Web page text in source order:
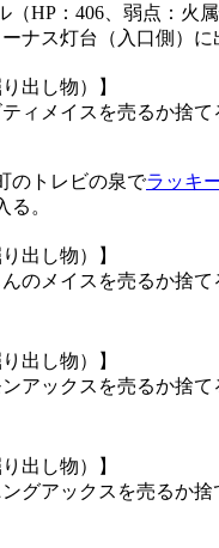
（HP：406、弱点：火
ーナス灯台（入口側）に
出し物）】
ィメイスを売るか捨て
のトレビの泉でラッキ
る。
出し物）】
のメイスを売るか捨て
出し物）】
アックスを売るか捨て
出し物）】
グアックスを売るか捨